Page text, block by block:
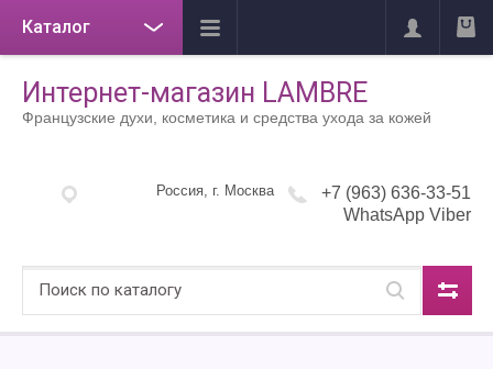
Каталог
Интернет-магазин LAMBRE
Французские духи, косметика и средства ухода за кожей
Россия, г. Москва
+7 (963) 636-33-51
WhatsApp Viber